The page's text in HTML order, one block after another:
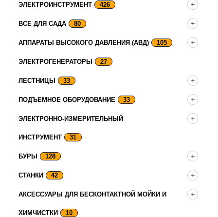
ЭЛЕКТРОИНСТРУМЕНТ 426
ВСЕ ДЛЯ САДА 80
АППАРАТЫ ВЫСОКОГО ДАВЛЕНИЯ (АВД) 105
ЭЛЕКТРОГЕНЕРАТОРЫ 27
ЛЕСТНИЦЫ 33
ПОДЪЕМНОЕ ОБОРУДОВАНИЕ 33
ЭЛЕКТРОННО-ИЗМЕРИТЕЛЬНЫЙ
ИНСТРУМЕНТ 31
БУРЫ 128
СТАНКИ 42
АКСЕССУАРЫ ДЛЯ БЕСКОНТАКТНОЙ МОЙКИ И
ХИМЧИСТКИ 10